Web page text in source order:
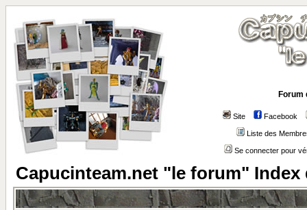
Forum
Site Facebook
Liste des
Se connecter pour
Capucinteam.net "le forum" Index